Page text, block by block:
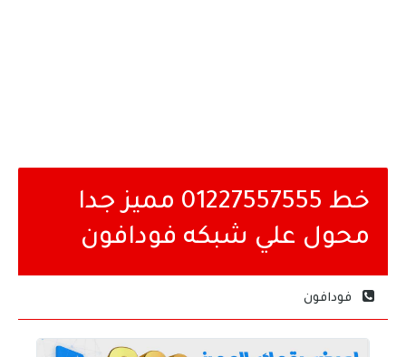
خط 01227557555 مميز جدا
محول علي شبكه فودافون
فودافون